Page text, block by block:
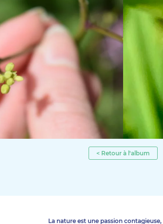
< Retour à l'album
La nature est une passion